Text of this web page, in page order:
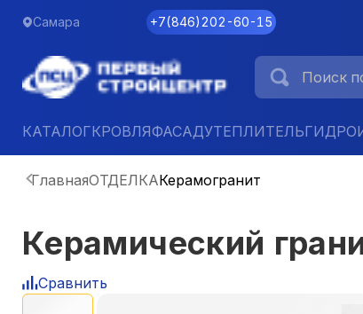
Самара +7(846)202-60-15
КАТАЛОГКРОВЛЯФАСАДУТЕПЛИТЕЛЬ
ГлавнаяОТДЕЛКАКерамогранит
Керамический
Сравнить